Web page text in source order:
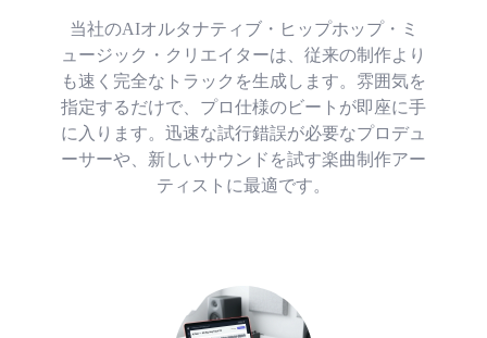
当社のAIオルタナティブ・ヒップホップ・ミ
ュージック・クリエイターは、従来の制作より
も速く完全なトラックを生成します。雰囲気を
指定するだけで、プロ仕様のビートが即座に手
に入ります。迅速な試行錯誤が必要なプロデュ
ーサーや、新しいサウンドを試す楽曲制作アー
ティストに最適です。